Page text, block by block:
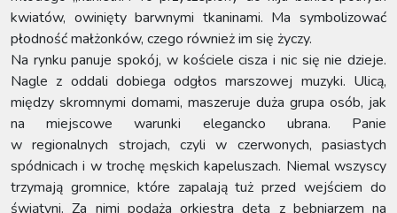
kwiatów, owinięty barwnymi tkaninami. Ma symbolizować
płodność małżonków, czego również im się życzy.
Na rynku panuje spokój, w kościele cisza i nic się nie dzieje.
Nagle z oddali dobiega odgłos marszowej muzyki. Ulicą,
między skromnymi domami, maszeruje duża grupa osób, jak
na miejscowe warunki elegancko ubrana. Panie
w regionalnych strojach, czyli w czerwonych, pasiastych
spódnicach i w trochę męskich kapeluszach. Niemal wszyscy
trzymają gromnice, które zapalają tuż przed wejściem do
świątyni. Za nimi podąża orkiestra dęta z bębniarzem na